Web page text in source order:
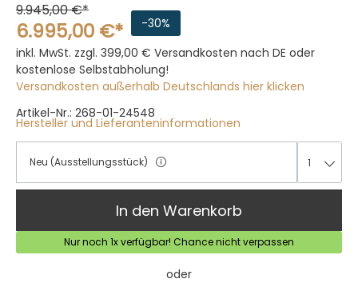
9.945,00 €*
6.995,00 €*
-30%
inkl. MwSt. zzgl. 399,00 € Versandkosten nach DE oder
kostenlose Selbstabholung!
Versandkosten außerhalb Deutschlands hier klicken
Artikel-Nr.: 268-01-24548
Hersteller und Lieferanteninformationen
Neu (Ausstellungsstück) 1
In den Warenkorb
Nur noch 1x verfügbar! Chance nicht verpassen
oder